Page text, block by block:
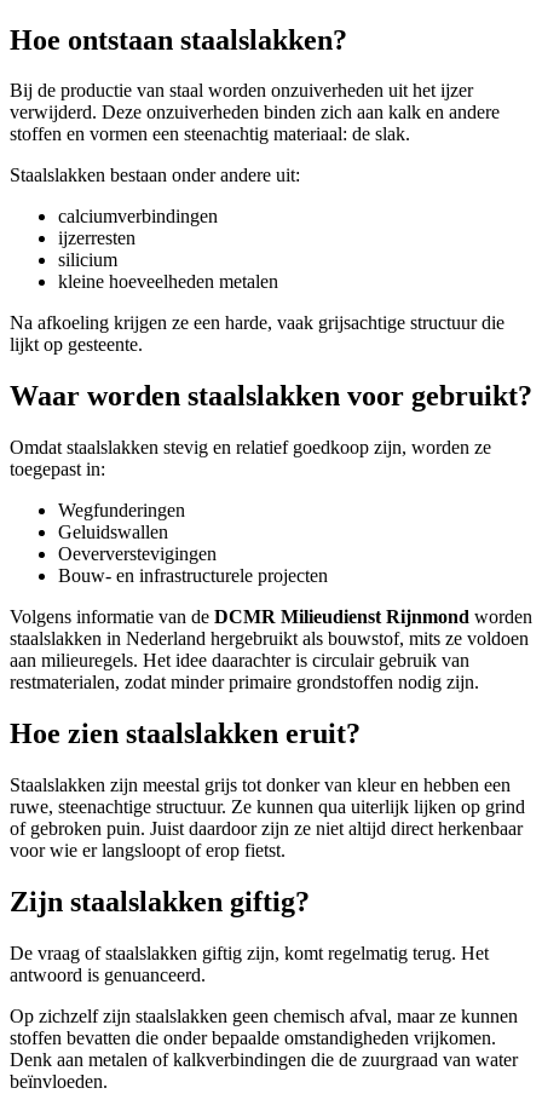
Hoe ontstaan staalslakken?
Bij de productie van staal worden onzuiverheden uit het ijzer
verwijderd. Deze onzuiverheden binden zich aan kalk en andere
stoffen en vormen een steenachtig materiaal: de slak.
Staalslakken bestaan onder andere uit:
calciumverbindingen
ijzerresten
silicium
kleine hoeveelheden metalen
Na afkoeling krijgen ze een harde, vaak grijsachtige structuur die
lijkt op gesteente.
Waar worden staalslakken voor gebruikt?
Omdat staalslakken stevig en relatief goedkoop zijn, worden ze
toegepast in:
Wegfunderingen
Geluidswallen
Oeververstevigingen
Bouw- en infrastructurele projecten
Volgens informatie van de DCMR Milieudienst Rijnmond worden
staalslakken in Nederland hergebruikt als bouwstof, mits ze voldoen
aan milieuregels. Het idee daarachter is circulair gebruik van
restmaterialen, zodat minder primaire grondstoffen nodig zijn.
Hoe zien staalslakken eruit?
Staalslakken zijn meestal grijs tot donker van kleur en hebben een
ruwe, steenachtige structuur. Ze kunnen qua uiterlijk lijken op grind
of gebroken puin. Juist daardoor zijn ze niet altijd direct herkenbaar
voor wie er langsloopt of erop fietst.
Zijn staalslakken giftig?
De vraag of staalslakken giftig zijn, komt regelmatig terug. Het
antwoord is genuanceerd.
Op zichzelf zijn staalslakken geen chemisch afval, maar ze kunnen
stoffen bevatten die onder bepaalde omstandigheden vrijkomen.
Denk aan metalen of kalkverbindingen die de zuurgraad van water
beïnvloeden.